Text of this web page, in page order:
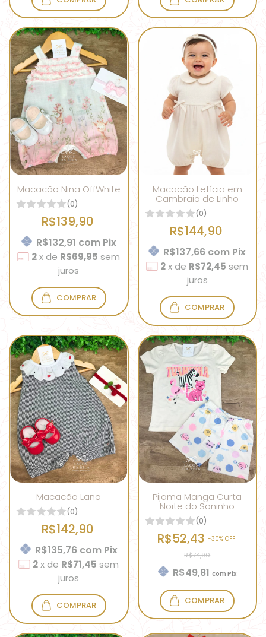
Macacão Nina OffWhite
(0)
R$139,90
R$132,91 com Pix
2 x de R$69,95 sem
juros
COMPRAR
Macacão Letícia em
Cambraia de Linho
(0)
R$144,90
R$137,66 com Pix
2 x de R$72,45 sem
juros
COMPRAR
Macacão Lana
(0)
R$142,90
R$135,76 com Pix
2 x de R$71,45 sem
juros
COMPRAR
Pijama Manga Curta
Noite do Soninho
(0)
R$52,43 -30% OFF
R$74,90
R$49,81com Pix
COMPRAR